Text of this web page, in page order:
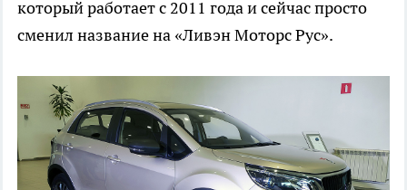
который работает с 2011 года и сейчас просто
сменил название на «Ливэн Моторс Рус».